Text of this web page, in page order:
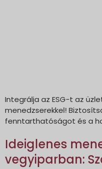
Integrálja az ESG-t az
menedzserekkel!
fenntarthatóságot és a
Ideiglenes
vegyiparban: